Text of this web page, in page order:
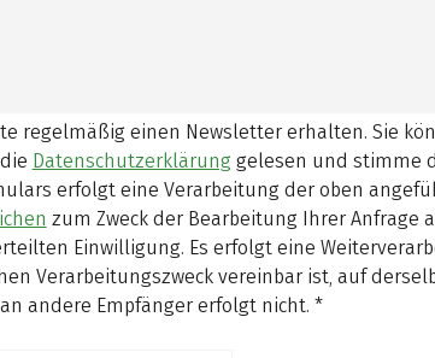
regelmäßig einen Newsletter erhalten. Sie
Datenschutzerklärunggelesen und stimme
erfolgt eine Verarbeitung der oben
zum Zweck der Bearbeitung Ihrer Anfrage
Einwilligung. Es erfolgt eine
Verarbeitungszweck vereinbar ist, auf
andere Empfänger erfolgt nicht. *